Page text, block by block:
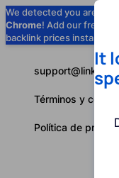
We detected you are using
Chrome! Add our free
backlink prices instantly
Términos y
Política de
It